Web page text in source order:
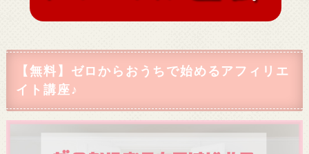
【無料】ゼロからおうちで始めるアフィリエ
イト講座♪